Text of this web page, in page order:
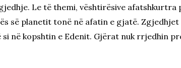
Le të themi, vështirësive
së planetit tonë në afatin e gjatë.
në kopshtin e Edenit. Gjërat nuk rrjedhin